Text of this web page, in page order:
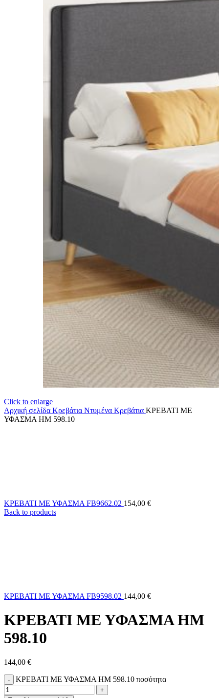
Click to enlarge
Αρχική σελίδα Κρεβάτια Ντυμένα Κρεβάτια ΚΡΕΒΑΤΙ ΜΕ
ΥΦΑΣΜΑ HM 598.10
ΚΡΕΒΑΤΙ ΜΕ ΥΦΑΣΜΑ FB9662.02 154,00 €
Back to products
ΚΡΕΒΑΤΙ ΜΕ ΥΦΑΣΜΑ FB9598.02 144,00 €
ΚΡΕΒΑΤΙ ΜΕ ΥΦΑΣΜΑ HM
598.10
144,00 €
ΚΡΕΒΑΤΙ ΜΕ ΥΦΑΣΜΑ HM 598.10 ποσότητα